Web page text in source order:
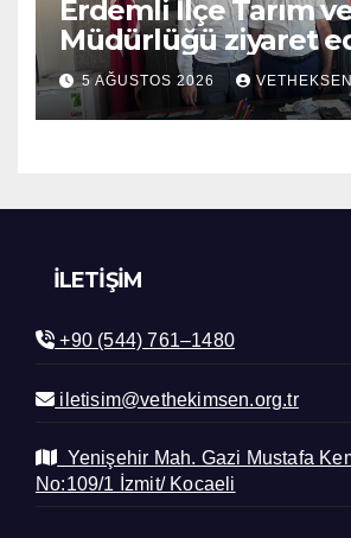
Erdemli İlçe Tarım
Müdürlüğü ziyaret
5 AĞUSTOS 2026 VETHEKSEN
İLETIŞIM
+90 (544) 761–1480
iletisim@vethekimsen.org.tr
Yenişehir Mah. Gazi Mustafa
No:109/1 İzmit/ Kocaeli